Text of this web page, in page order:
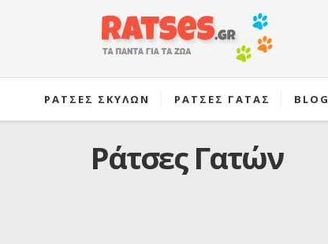
ΡΑΤΣΕΣ ΣΚΥΛΩΝ ΡΑΤΣΕΣ ΓΑΤΑΣ BLOG
Ράτσες Γατών